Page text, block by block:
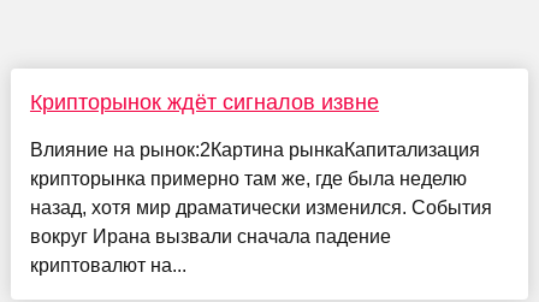
Крипторынок ждёт сигналов извне
Влияние на рынок:2Картина рынкаКапитализация
крипторынка примерно там же, где была неделю
назад, хотя мир драматически изменился. События
вокруг Ирана вызвали сначала падение
криптовалют на...